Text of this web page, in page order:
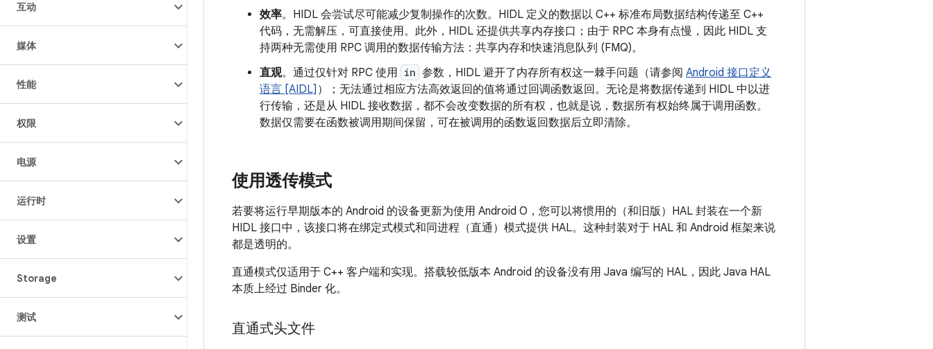
互动
媒体
性能
权限
电源
运行时
设置
Storage
测试
效率。HIDL 会尝试尽可能减少复制操作的次数。HIDL 定义的数据以 C++ 标准布局数据结构传递至 C++
代码，无需解压，可直接使用。此外，HIDL 还提供共享内存接口；由于 RPC 本身有点慢，因此 HIDL 支
持两种无需使用 RPC 调用的数据传输方法：共享内存和快速消息队列 (FMQ)。
直观。通过仅针对 RPC 使用 in 参数，HIDL 避开了内存所有权这一棘手问题（请参阅 Android 接口定义
语言 [AIDL] ）；无法通过相应方法高效返回的值将通过回调函数返回。无论是将数据传递到 HIDL 中以进
行传输，还是从 HIDL 接收数据，都不会改变数据的所有权，也就是说，数据所有权始终属于调用函数。
数据仅需要在函数被调用期间保留，可在被调用的函数返回数据后立即清除。
使用透传模式
若要将运行早期版本的 Android 的设备更新为使用 Android O，您可以将惯用的（和旧版）HAL 封装在一个新
HIDL 接口中，该接口将在绑定式模式和同进程（直通）模式提供 HAL。这种封装对于 HAL 和 Android 框架来说
都是透明的。
直通模式仅适用于 C++ 客户端和实现。搭载较低版本 Android 的设备没有用 Java 编写的 HAL，因此 Java HAL
本质上经过 Binder 化。
直通式头文件